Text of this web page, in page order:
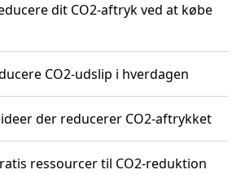
dit CO2-aftryk ved at købe
CO2-udslip i hverdagen
der reducerer CO2-aftrykket
ressourcer til CO2-reduktion